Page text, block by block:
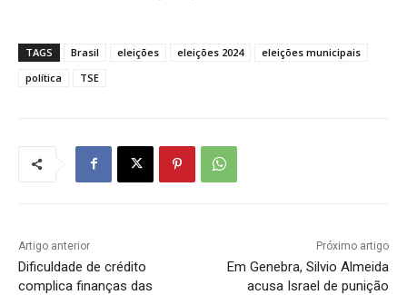
TAGS Brasil eleições eleições 2024
eleições municipais
política
TSE
Artigo anterior
Dificuldade de crédito
complica finanças das
Próximo artigo
Em Genebra, Silvio Almeida
acusa Israel de punição